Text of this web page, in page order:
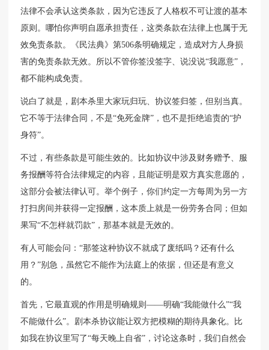
法律不会承认这类条款，因为它违反了人格权不可让渡的基本
原则。哪怕你声明自愿承担责任，这类条款在法律上也属于无
效免责条款。《民法典》第506条明确规定，造成对方人身损
害的免责条款无效。所以不管你签没签字、说没说“我愿意”，
都不能构成免责。
说白了就是，剧本杀里大家玩归玩、协议签归签，但别当真。
它不等于法律合同，不是“免死金牌”，也不是拒绝追责的“护
身符”。
不过，有些条款是可能生效的。比如协议中涉及财务赠予、服
务报酬等符合法律规定的内容，且能证明是双方真实意愿的，
这部分会被法律认可。举个例子，你们约定一方每周为另一方
打扫房间并获得一定报酬，这本质上就是一份劳务合同；但如
果写“不怎样就罚款”，那基本就是无效的。
有人可能会问：“那签这种协议不就成了废纸吗？还有什么
用？”别急，虽然它不能作为法庭上的依据，但还是有意义
的。
首先，它最直观的作用是明确规则——明确“我能做什么”“我
不能做什么”。剧本杀协议能让双方把模糊的期待具象化。比
如我在协议里写了“每天晚上自省”，讨论这条时，我们自然会